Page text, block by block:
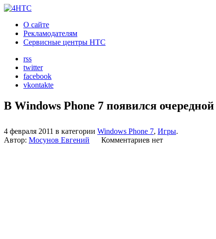
О сайте
Рекламодателям
Сервисные центры HTC
rss
twitter
facebook
vkontakte
В Windows Phone 7 появился
4 февраля 2011 в категории Windows Phone 7, Игры.
Автор: Мосунов Евгений Комментариев нет